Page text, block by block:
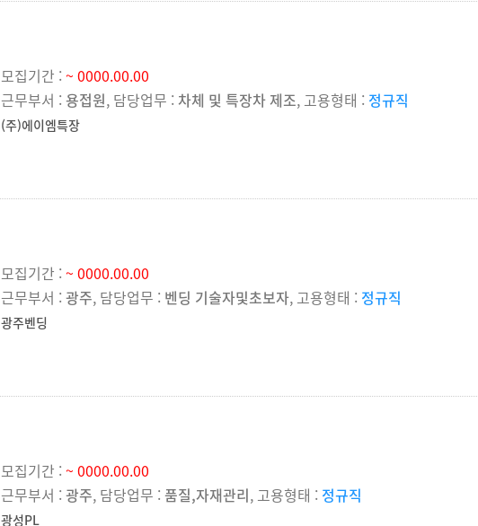
모집기간 : ~ 0000.00.00
근무부서 : 용접원, 담당업무 : 차체 및 특장차 제조, 고용형태 : 정규직
(주)에이엠특장
모집기간 : ~ 0000.00.00
근무부서 : 광주, 담당업무 : 벤딩 기술자및초보자, 고용형태 : 정규직
광주벤딩
모집기간 : ~ 0000.00.00
근무부서 : 광주, 담당업무 : 품질,자재관리, 고용형태 : 정규직
광성PL